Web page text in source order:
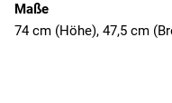
Maße
74 cm (Höhe), 47,5 cm